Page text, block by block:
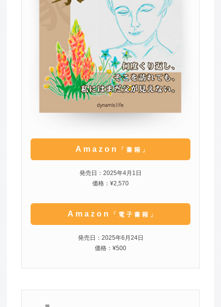
Amazon 「書籍」
発売日：2025年4月1日
価格：¥2,570
Amazon 「電子書籍」
発売日：2025年6月24日
価格：¥500